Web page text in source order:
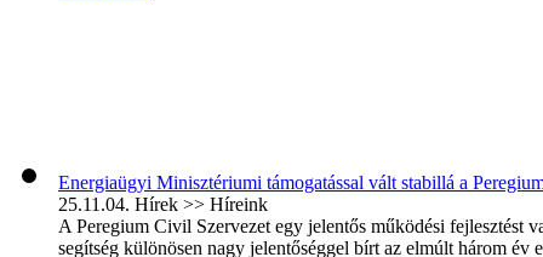
Energiaügyi Minisztériumi támogatással vált stabillá a
25.11.04. Hírek >> Híreink
A Peregium Civil Szervezet egy jelentős működési fejlesztést
segítség különösen nagy jelentőséggel bírt az elmúlt három év